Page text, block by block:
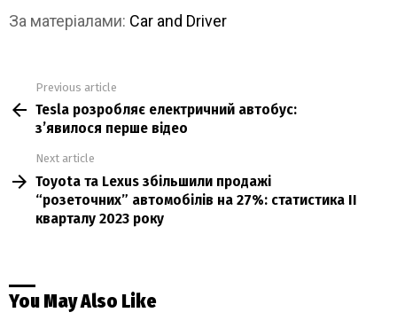
За матеріалами: Car and Driver
more
Previous article
Tesla розробляє електричний автобус:
зʼявилося перше відео
Next article
Toyota та Lexus збільшили продажі
“розеточних” автомобілів на 27%: статистика II
кварталу 2023 року
You May Also Like